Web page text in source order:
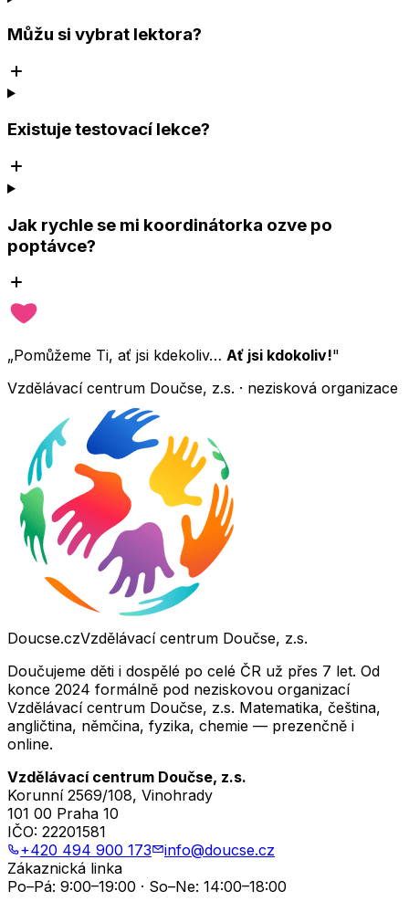
Můžu si vybrat lektora?
Existuje testovací lekce?
Jak rychle se mi koordinátorka ozve po
poptávce?
„Pomůžeme Ti, ať jsi kdekoliv… Ať jsi kdokoliv!"
Vzdělávací centrum Doučse, z.s. · nezisková organizace
Doucse.czVzdělávací centrum Doučse, z.s.
Doučujeme děti i dospělé po celé ČR už přes 7 let. Od
konce 2024 formálně pod neziskovou organizací
Vzdělávací centrum Doučse, z.s. Matematika, čeština,
angličtina, němčina, fyzika, chemie — prezenčně i
online.
Vzdělávací centrum Doučse, z.s.
Korunní 2569/108, Vinohrady
101 00 Praha 10
IČO: 22201581
+420 494 900 173
info@doucse.cz
Zákaznická linka
Po–Pá: 9:00–19:00 · So–Ne: 14:00–18:00